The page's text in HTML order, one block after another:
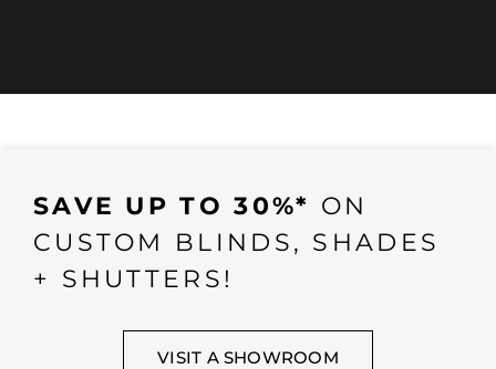
SAVE UP TO 30%* ON
CUSTOM BLINDS, SHADES
+ SHUTTERS!
VISIT A SHOWROOM